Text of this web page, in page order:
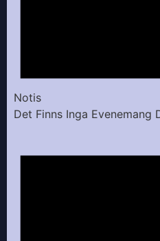
Notis
Det Finns Inga Evenemang